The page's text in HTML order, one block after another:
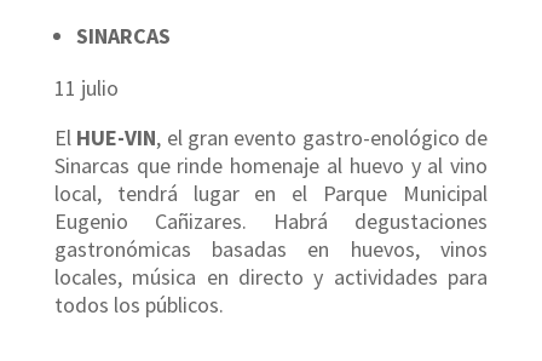
SINARCAS
11 julio
El HUE-VIN, el gran evento gastro-enológico de
Sinarcas que rinde homenaje al huevo y al vino
local, tendrá lugar en el Parque Municipal
Eugenio Cañizares. Habrá degustaciones
gastronómicas basadas en huevos, vinos
locales, música en directo y actividades para
todos los públicos.